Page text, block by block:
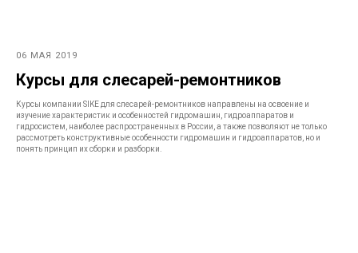
06 МАЯ 2019
Курсы для слесарей-ремонтников
Курсы компании SIKE для слесарей-ремонтников направлены на освоение и
изучение характеристик и особенностей гидромашин, гидроаппаратов и
гидросистем, наиболее распространенных в России, а также позволяют не только
рассмотреть конструктивные особенности гидромашин и гидроаппаратов, но и
понять принцип их сборки и разборки.